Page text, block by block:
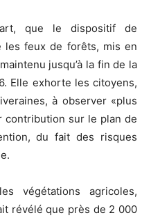
que le dispositif de
feux de forêts, mis en
jusqu’à la fin de la
Elle exhorte les citoyens,
à observer «plus
contribution sur le plan de
du fait des risques
végétations agricoles,
révélé que près de 2 000